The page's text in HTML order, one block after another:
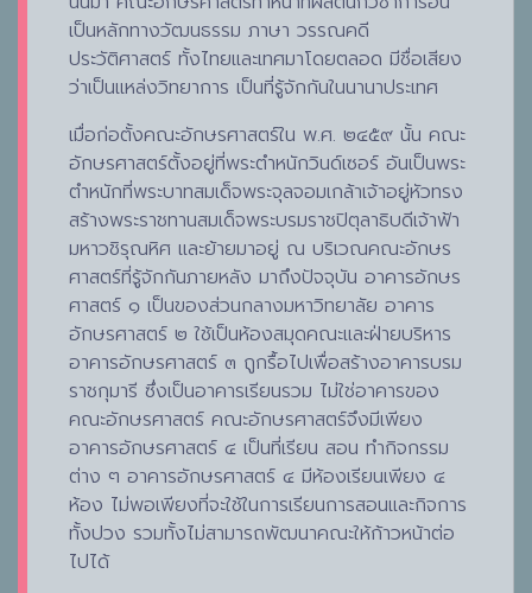
เป็นหลักทางวัฒนธรรม ภาษา วรรณคดี
ประวัติศาสตร์ ทั้งไทยและเทศมาโดยตลอด มีชื่อเสียง
ว่าเป็นแหล่งวิทยาการ เป็นที่รู้จักกันในนานาประเทศ
เมื่อก่อตั้งคณะอักษรศาสตร์ใน พ.ศ. ๒๔๕๙ นั้น คณะ
อักษรศาสตร์ตั้งอยู่ที่พระตำหนักวินด์เซอร์ อันเป็นพระ
ตำหนักที่พระบาทสมเด็จพระจุลจอมเกล้าเจ้าอยู่หัวทรง
สร้างพระราชทานสมเด็จพระบรมราชปิตุลาธิบดีเจ้าฟ้า
มหาวชิรุณหิศ และย้ายมาอยู่ ณ บริเวณคณะอักษร
ศาสตร์ที่รู้จักกันภายหลัง มาถึงปัจจุบัน อาคารอักษร
ศาสตร์ ๑ เป็นของส่วนกลางมหาวิทยาลัย อาคาร
อักษรศาสตร์ ๒ ใช้เป็นห้องสมุดคณะและฝ่ายบริหาร
อาคารอักษรศาสตร์ ๓ ถูกรื้อไปเพื่อสร้างอาคารบรม
ราชกุมารี ซึ่งเป็นอาคารเรียนรวม ไม่ใช่อาคารของ
คณะอักษรศาสตร์ คณะอักษรศาสตร์จึงมีเพียง
อาคารอักษรศาสตร์ ๔ เป็นที่เรียน สอน ทำกิจกรรม
ต่าง ๆ อาคารอักษรศาสตร์ ๔ มีห้องเรียนเพียง ๔
ห้อง ไม่พอเพียงที่จะใช้ในการเรียนการสอนและกิจการ
ทั้งปวง รวมทั้งไม่สามารถพัฒนาคณะให้ก้าวหน้าต่อ
ไปได้